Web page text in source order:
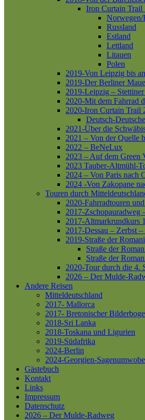
Iron Curtain Trail
Norwegen/
Russland
Estland
Lettland
Litauen
Polen
2019-Von Leipzig bis
2019-Der Berliner
2019-Leipzig –
2020-Mit dem Fahrrad
2020-Iron Curtain Trail
Deutsch-
2021-Über die
2021 – Von der Quelle
2022 – BeNeLux
2023 – Auf dem Green
2023 Tauber-Altmühl-
2024 – Von Paris nach
2024 -Von Zakopane
Touren durch
2020-Fahrradtouren
2017-Zschopauradweg
2017-Altmarkrundkurs
2017-Dessau – Zerbst
2019-Straße der
Straße der
Straße der
2020-Tour durch die 4.
2026 – Der Mulde-
Andere Reisen
Mitteldeutschland
2017- Mallorca
2017- Bretonischer
2018-Sri Lanka
2018-Toskana und Ligurien
2019-Südafrika
2024-Berlin
2024-Georgien-
Gästebuch
Kontakt
Links
Impressum
Datenschutz
2026 – Der Mulde-Radweg